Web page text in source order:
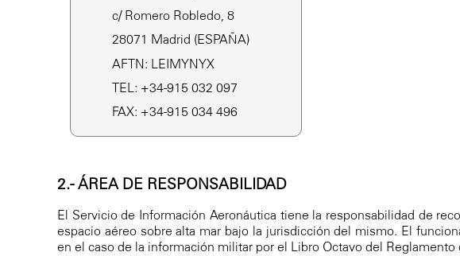
c/ Romero Robledo, 8
28071 Madrid (ESPAÑA)
AFTN: LEIMYNYX
TEL: +34-915 032 097
FAX: +34-915 034 496
2.- ÁREA DE RESPONSABILIDAD
El Servicio de Información Aeronáutica tiene la responsabilidad de
espacio aéreo sobre alta mar bajo la jurisdicción del mismo. El
en el caso de la información militar por el Libro Octavo del Reglamento